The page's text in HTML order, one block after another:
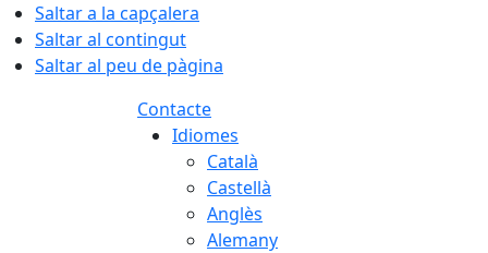
Saltar a la capçalera
Saltar al contingut
Saltar al peu de pàgina
Contacte
Idiomes
Català
Castellà
Anglès
Alemany